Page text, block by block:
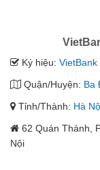
Ký hiệu: VietBank
Quận/Huyện: Ba
Tỉnh/Thành: Hà
62 Quán Thánh,
Nội